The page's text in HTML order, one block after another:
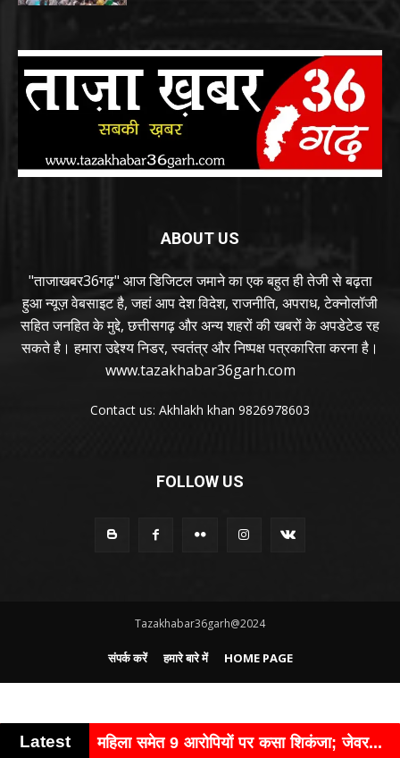
ABOUT US
"ताजाखबर36गढ़" आज डिजिटल जमाने का एक बहुत ही तेजी से बढ़ता
हुआ न्यूज़ वेबसाइट है, जहां आप देश विदेश, राजनीति, अपराध, टेक्नोलॉजी
सहित जनहित के मुद्दे, छत्तीसगढ़ और अन्य शहरों की खबरों के अपडेटेड रह
सकते है। हमारा उद्देश्य निडर, स्वतंत्र और निष्पक्ष पत्रकारिता करना है।
www.tazakhabar36garh.com
Contact us: Akhlakh khan 9826978603
FOLLOW US
Tazakhabar36garh@2024
संपर्क करें हमारे बारे में HOME PAGE
Latest
महिला समेत 9 आरोपियों पर कसा शिकंजा; जेवर...